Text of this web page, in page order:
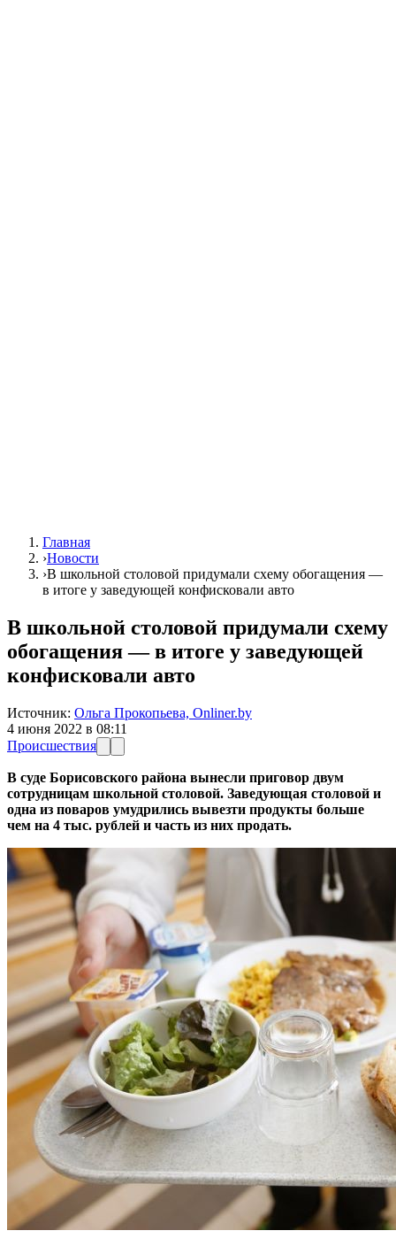
Главная
›Новости
›В школьной столовой придумали схему обогащения —
в итоге у заведующей конфисковали авто
В школьной столовой придумали схему
обогащения — в итоге у заведующей
конфисковали авто
Источник: Ольга Прокопьева, Onliner.by
4 июня 2022 в 08:11
Происшествия
В суде Борисовского района вынесли приговор двум
сотрудницам школьной столовой. Заведующая столовой и
одна из поваров умудрились вывезти продукты больше
чем на 4 тыс. рублей и часть из них продать.